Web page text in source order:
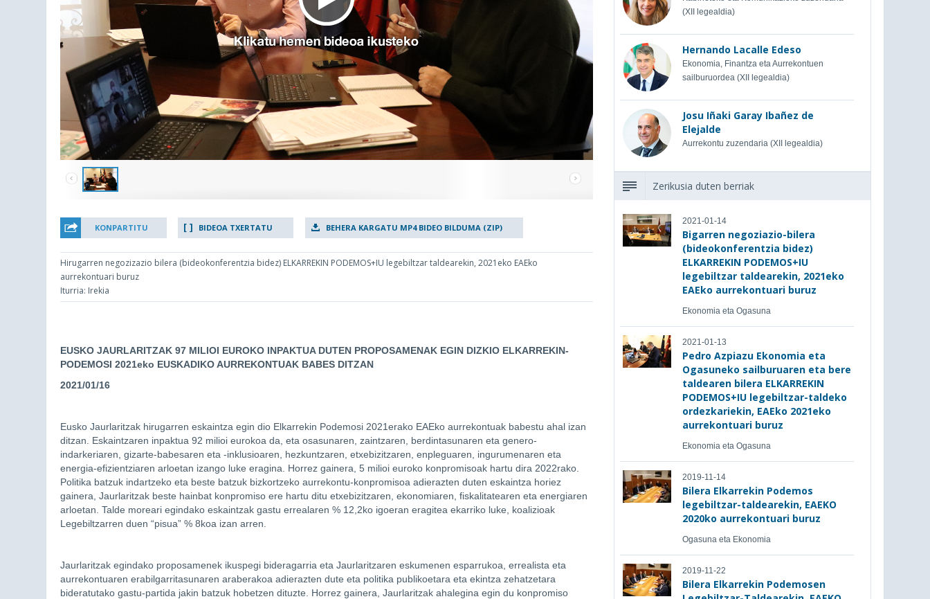
KONPARTITU BIDEOA TXERTATU BEHERA KARGATU MP4 BIDEO BILDUMA (ZIP)
Hirugarren negozizazio bilera (bideokonferentzia bidez) ELKARREKIN PODEMOS+IU legebiltzar taldearekin, 2021eko EAEko
aurrekontuari buruz
Iturria: Irekia
EUSKO JAURLARITZAK 97 MILIOI EUROKO INPAKTUA DUTEN PROPOSAMENAK EGIN DIZKIO ELKARREKIN-
PODEMOSI 2021eko EUSKADIKO AURREKONTUAK BABES DITZAN
2021/01/16
Eusko Jaurlaritzak hirugarren eskaintza egin dio Elkarrekin Podemosi 2021erako EAEko aurrekontuak babestu ahal izan
ditzan. Eskaintzaren inpaktua 92 milioi eurokoa da, eta osasunaren, zaintzaren, berdintasunaren eta genero-
indarkeriaren, gizarte-babesaren eta -inklusioaren, hezkuntzaren, etxebizitzaren, enpleguaren, ingurumenaren eta
energia-efizientziaren arloetan izango luke eragina. Horrez gainera, 5 milioi euroko konpromisoak hartu dira 2022rako.
Politika batzuk indartzeko eta beste batzuk bizkortzeko aurrekontu-konpromisoa adierazten duten eskaintza horiez
gainera, Jaurlaritzak beste hainbat konpromiso ere hartu ditu etxebizitzaren, ekonomiaren, fiskalitatearen eta energiaren
arloetan. Talde moreari egindako eskaintzak gastu errealaren % 12,2ko igoeran eragitea ekarriko luke, koalizioak
Legebiltzarren duen “pisua” % 8koa izan arren.
Jaurlaritzak egindako proposamenek ikuspegi bideragarria eta Jaurlaritzaren eskumenen esparrukoa, errealista eta
aurrekontuaren erabilgarritasunaren araberakoa adierazten dute eta politika publikoetara eta ekintza zehatzetara
bideratutako gastu-partida jakin batzuk hobetzen dituzte. Horrez gainera, Jaurlaritzak ahalegina egin du konpromiso
(XII legealdia)
Hernando Lacalle Edeso
Ekonomia, Finantza eta Aurrekontuen
sailburuordea (XII legealdia)
Josu Iñaki Garay Ibañez de
Elejalde
Aurrekontu zuzendaria (XII legealdia)
Zerikusia duten berriak
2021-01-14
Bigarren negoziazio-bilera
(bideokonferentzia bidez)
ELKARREKIN PODEMOS+IU
legebiltzar taldearekin, 2021eko
EAEko aurrekontuari buruz
Ekonomia eta Ogasuna
2021-01-13
Pedro Azpiazu Ekonomia eta
Ogasuneko sailburuaren eta bere
taldearen bilera ELKARREKIN
PODEMOS+IU legebiltzar-taldeko
ordezkariekin, EAEko 2021eko
aurrekontuari buruz
Ekonomia eta Ogasuna
2019-11-14
Bilera Elkarrekin Podemos
legebiltzar-taldearekin, EAEKO
2020ko aurrekontuari buruz
Ogasuna eta Ekonomia
2019-11-22
Bilera Elkarrekin Podemosen